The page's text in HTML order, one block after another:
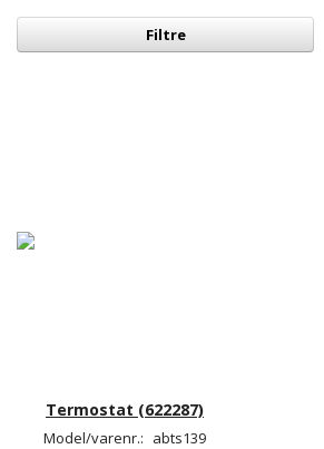
Filtre
Termostat (622287)
Model/varenr.: abts139